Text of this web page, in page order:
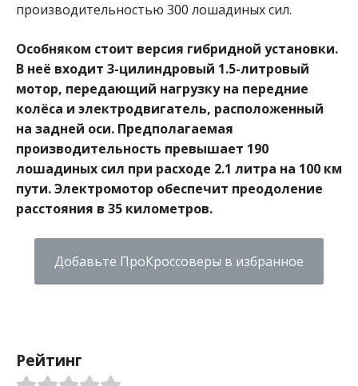
производительностью 300 лошадиных сил.
Особняком стоит версия гибридной установки.
В неё входит 3-цилиндровый 1.5-литровый
мотор, передающий нагрузку на передние
колёса и электродвигатель, расположенный
на задней оси. Предполагаемая
производительность превышает 190
лошадиных сил при расходе 2.1 литра на 100 км
пути. Электромотор обеспечит преодоление
расстояния в 35 километров.
Добавьте ПроКроссоверы в избранное
Рейтинг